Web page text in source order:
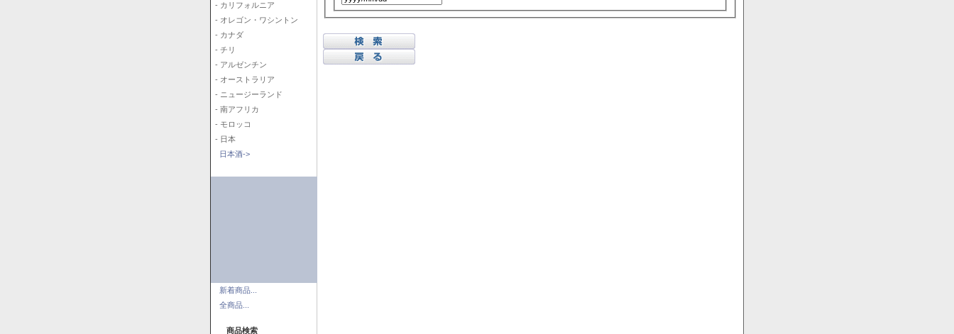
- カリフォルニア
- オレゴン・ワシントン
- カナダ
- チリ
- アルゼンチン
- オーストラリア
- ニュージーランド
- 南アフリカ
- モロッコ
- 日本
日本酒->
新着商品...
全商品...
商品検索